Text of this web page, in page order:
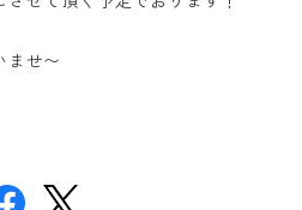
ませ〜